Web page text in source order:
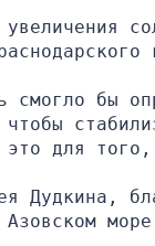
смогло бы
для
Дудкина,
Азовском